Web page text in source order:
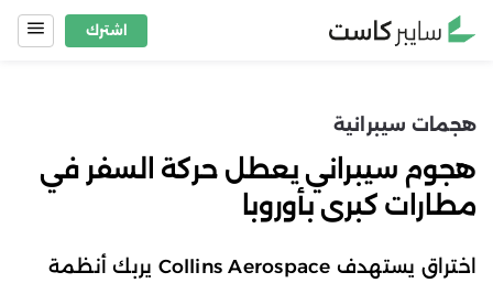
Skip
اشترك
هجمات سيبرانية
هجوم سيبراني يعطل حركة السفر في
مطارات كبرى بأوروبا
اختراق يستهدف Collins Aerospace يربك أنظمة